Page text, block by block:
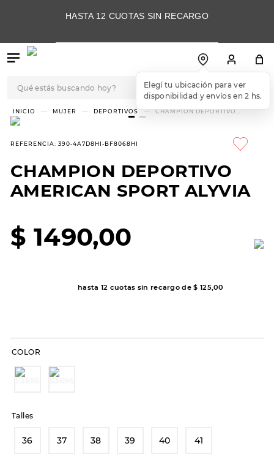
HASTA 12 CUOTAS SIN RECARGO
Elegí tu ubicación para ver
disponibilidad y envíos en 2 hs.
MUJER DEPORTIVOS
CHAMPION DEPORTIVO
REFERENCIA: 390-4A7D8HI-BF8068HI
CHAMPION DEPORTIVO
AMERICAN SPORT ALYVIA
$ 1490,00
hasta 12 cuotas sin recargo de$ 125,00
COLOR
Talles
36 37 38 39 40 41
TÉRMINOS MÁS
BUSCADOS
3.
skechers slip-ins
8.
sandalias